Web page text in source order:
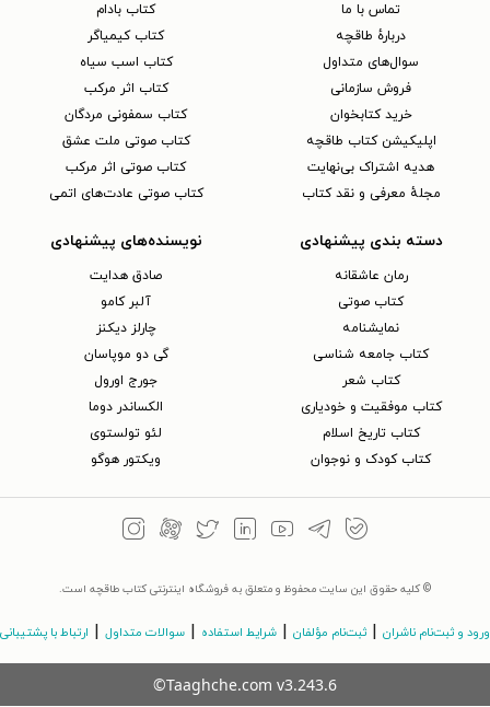
تماس با ما
دربارهٔ طاقچه
سوال‌های متداول
فروش سازمانی
خرید کتابخوان
اپلیکیشن کتاب طاقچه
هدیه اشتراک بی‌نهایت
مجلهٔ معرفی و نقد کتاب
کتاب بادام
کتاب کیمیاگر
کتاب اسب سیاه
کتاب اثر مرکب
کتاب سمفونی مردگان
کتاب صوتی ملت عشق
کتاب صوتی اثر مرکب
کتاب صوتی عادت‌های اتمی
دسته بندی پیشنهادی
رمان عاشقانه
کتاب‌ صوتی
نمایشنامه
کتاب جامعه شناسی
کتاب شعر
کتاب موفقیت و خودیاری
کتاب تاریخ اسلام
کتاب کودک و نوجوان
نویسنده‌های پیشنهادی
صادق هدایت
آلبر کامو
چارلز دیکنز
گی دو موپاسان
جورج اورول
الکساندر دوما
لئو تولستوی
ویکتور هوگو
© کلیه حقوق این سایت محفوظ و متعلق به فروشگاه اینترنتی کتاب طاقچه است.
ورود و ثبت‌نام ناشران ثبت‌نام مؤلفان شرایط استفاده سوالات متداول ارتباط با پشتیبانی
©Taaghche.com v3.243.6